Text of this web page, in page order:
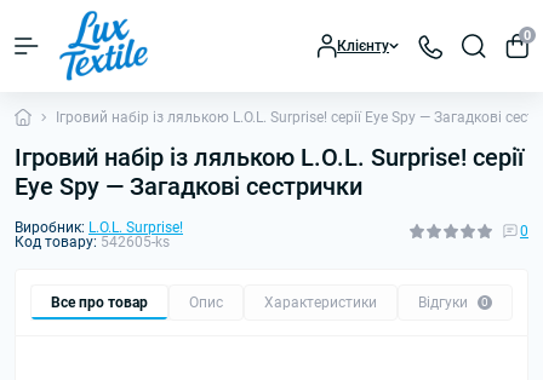
Клієнту
0
Ігровий набір із лялькою L.O.L. Surprise! серії Eye Spy — Загадкові
Ігровий набір із лялькою L.O.L. Surprise! серії
Eye Spy — Загадкові сестрички
Виробник: L.O.L. Surprise!
Код товару: 542605-ks
0
Все про товар Опис Характеристики Відгуки 0